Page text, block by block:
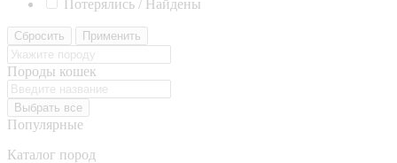
Потерялись / Найдены
Сбросить Применить
Породы кошек
Выбрать все
Популярные
Каталог пород